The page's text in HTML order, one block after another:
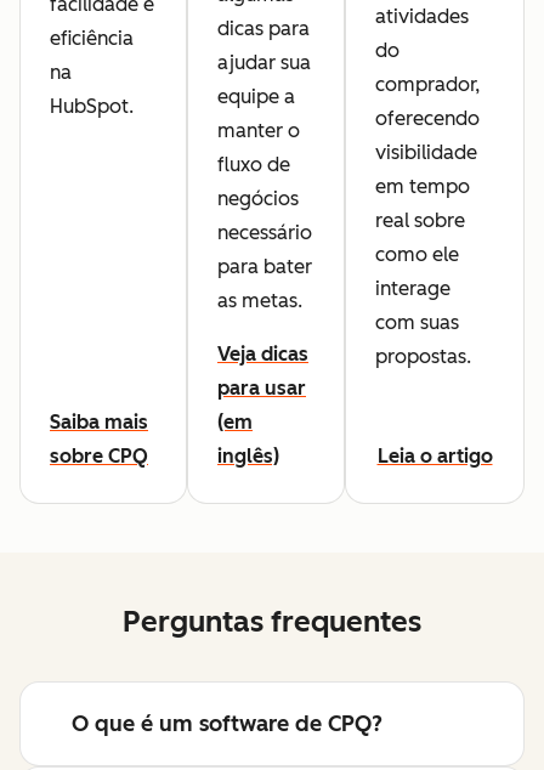
eficiência
na
HubSpot.
Saiba mais
sobre CPQ
dicas para
ajudar sua
equipe a
manter o
fluxo de
negócios
necessário
para bater
as metas.
Veja dicas
para usar
(em
inglês)
atividades
do
comprador,
oferecendo
visibilidade
em tempo
real sobre
como ele
interage
com suas
propostas.
Leia o artigo
Perguntas frequentes
O que é um software de CPQ?